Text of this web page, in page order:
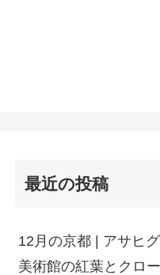
最近の投稿
12月の京都 | アサヒ
美術館の紅葉とクロ